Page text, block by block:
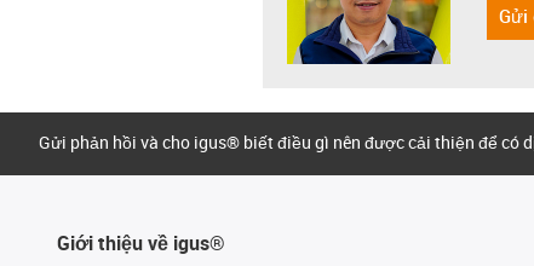
Gửi
Gửi phản hồi và cho igus® biết điều gì nên được cải thiện để có
Giới thiệu về igus®